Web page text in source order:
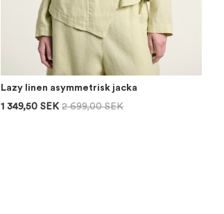
Lazy linen asymmetrisk jacka
1 349,50 SEK 2 699,00 SEK